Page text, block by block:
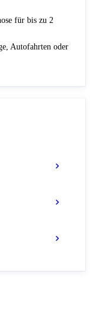
für bis zu 2
Autofahrten oder